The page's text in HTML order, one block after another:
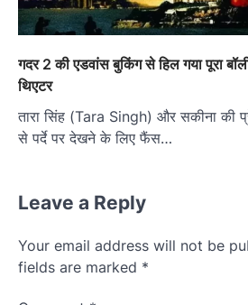
गदर 2 की एडवांस बुकिंग से हिल गया पूरा
थिएटर
तारा सिंह (Tara Singh) और सकीना की
से पर्दे पर देखने के लिए फैंस…
Leave a Reply
Your email address will not be
fields are marked *